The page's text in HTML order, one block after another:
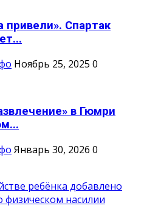
привели». Спартак
Ноябрь 25, 2025 0
в Гюмри
Январь 30, 2026 0